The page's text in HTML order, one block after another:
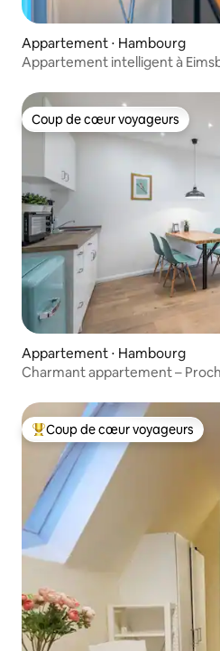
Appartement ⋅ Hambourg
Appartement intelligent à
Coup de cœur voyageurs
Coup de cœur voyageurs
Appartement ⋅ Hambourg
Charmant appartement –
Coups de cœur voyageurs les
Coup de cœur voyageurs